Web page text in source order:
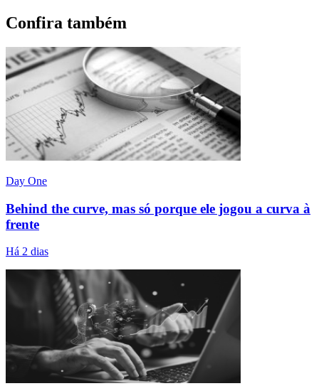
Confira também
Day One
Behind the curve, mas só porque ele jogou a curva à
frente
Há 2 dias